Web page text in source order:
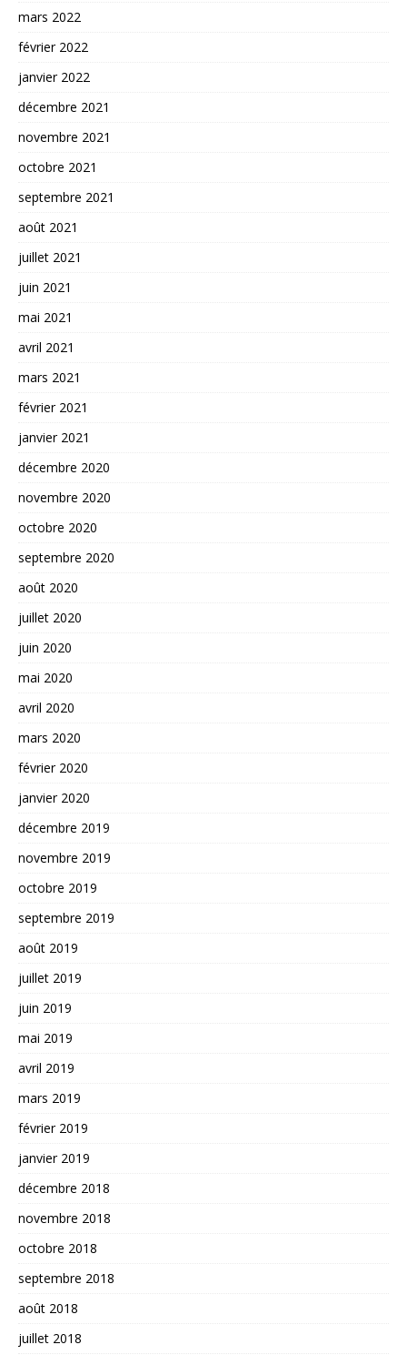
mars 2022
février 2022
janvier 2022
décembre 2021
novembre 2021
octobre 2021
septembre 2021
août 2021
juillet 2021
juin 2021
mai 2021
avril 2021
mars 2021
février 2021
janvier 2021
décembre 2020
novembre 2020
octobre 2020
septembre 2020
août 2020
juillet 2020
juin 2020
mai 2020
avril 2020
mars 2020
février 2020
janvier 2020
décembre 2019
novembre 2019
octobre 2019
septembre 2019
août 2019
juillet 2019
juin 2019
mai 2019
avril 2019
mars 2019
février 2019
janvier 2019
décembre 2018
novembre 2018
octobre 2018
septembre 2018
août 2018
juillet 2018